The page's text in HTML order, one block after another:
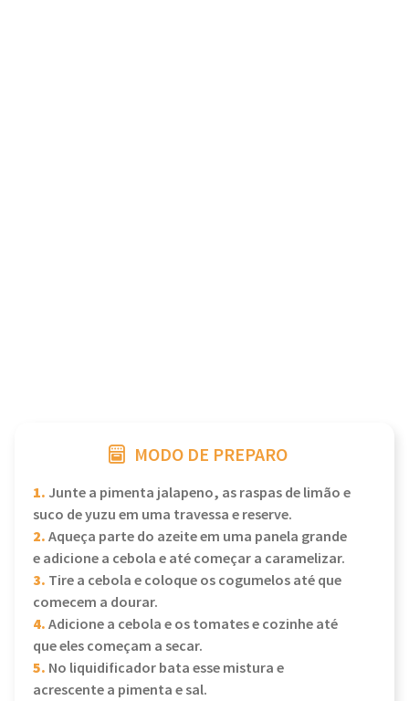
MODO DE PREPARO
1. Junte a pimenta jalapeno, as raspas de limão e
suco de yuzu em uma travessa e reserve.
2.Aqueça parte do azeite em uma panela grande
e adicione a cebola e até começar a caramelizar.
3. Tire a cebola e coloque os cogumelos até que
comecem a dourar.
4.Adicione a cebola e os tomates e cozinhe até
que eles começam a secar.
5. No liquidificador bata esse mistura e
acrescente a pimenta e sal.